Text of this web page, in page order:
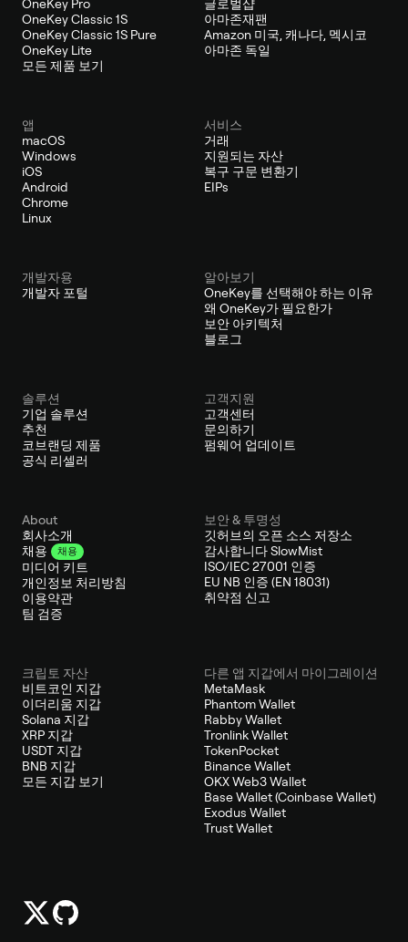
OneKey Pro
OneKey Classic 1S
OneKey Classic 1S Pure
OneKey Lite
모든 제품 보기
글로벌샵
아마존재팬
Amazon 미국, 캐나다, 멕시코
아마존 독일
앱
macOS
Windows
iOS
Android
Chrome
Linux
서비스
거래
지원되는 자산
복구 구문 변환기
EIPs
개발자용
개발자 포털
알아보기
OneKey를 선택해야 하는 이유
왜 OneKey가 필요한가
보안 아키텍처
블로그
솔루션
기업 솔루션
추천
코브랜딩 제품
공식 리셀러
고객지원
고객센터
문의하기
펌웨어 업데이트
About
회사소개
채용
채용
미디어 키트
개인정보 처리방침
이용약관
팀 검증
보안 & 투명성
깃허브의 오픈 소스 저장소
감사합니다 SlowMist
ISO/IEC 27001 인증
EU NB 인증 (EN 18031)
취약점 신고
크립토 자산
비트코인 지갑
이더리움 지갑
Solana 지갑
XRP 지갑
USDT 지갑
BNB 지갑
모든 지갑 보기
다른 앱 지갑에서 마이그레이션
MetaMask
Phantom Wallet
Rabby Wallet
Tronlink Wallet
TokenPocket
Binance Wallet
OKX Web3 Wallet
Base Wallet (Coinbase Wallet)
Exodus Wallet
Trust Wallet